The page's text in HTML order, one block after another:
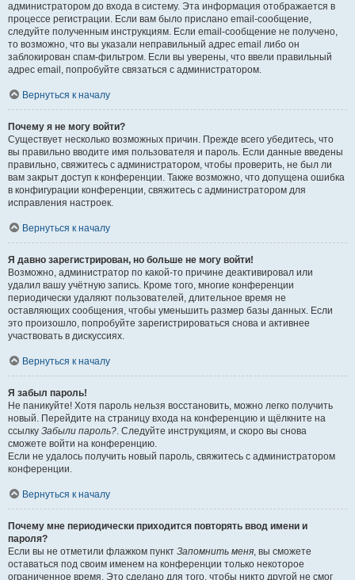
администратором до входа в систему. Эта информация отображается в
процессе регистрации. Если вам было прислано email-сообщение,
следуйте полученным инструкциям. Если email-сообщение не получено,
то возможно, что вы указали неправильный адрес email либо он
заблокирован спам-фильтром. Если вы уверены, что ввели правильный
адрес email, попробуйте связаться с администратором.
Вернуться к началу
Почему я не могу войти?
Существует несколько возможных причин. Прежде всего убедитесь, что
вы правильно вводите имя пользователя и пароль. Если данные введены
правильно, свяжитесь с администратором, чтобы проверить, не был ли
вам закрыт доступ к конференции. Также возможно, что допущена ошибка
в конфигурации конференции, свяжитесь с администратором для
исправления настроек.
Вернуться к началу
Я давно зарегистрирован, но больше не могу войти!
Возможно, администратор по какой-то причине деактивировал или
удалил вашу учётную запись. Кроме того, многие конференции
периодически удаляют пользователей, длительное время не
оставляющих сообщения, чтобы уменьшить размер базы данных. Если
это произошло, попробуйте зарегистрироваться снова и активнее
участвовать в дискуссиях.
Вернуться к началу
Я забыл пароль!
Не паникуйте! Хотя пароль нельзя восстановить, можно легко получить
новый. Перейдите на страницу входа на конференцию и щёлкните на
ссылку Забыли пароль?. Следуйте инструкциям, и скоро вы снова
сможете войти на конференцию.
Если не удалось получить новый пароль, свяжитесь с администратором
конференции.
Вернуться к началу
Почему мне периодически приходится повторять ввод имени и
пароля?
Если вы не отметили флажком пункт Запомнить меня, вы сможете
оставаться под своим именем на конференции только некоторое
ограниченное время. Это сделано для того, чтобы никто другой не смог